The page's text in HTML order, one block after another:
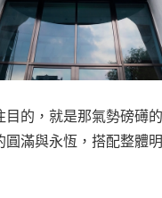
目的，就是那氣勢磅礡的
圓滿與永恆，搭配整體